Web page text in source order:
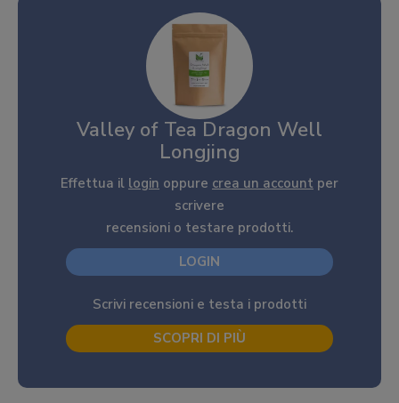
Valley of Tea Dragon Well
Longjing
Effettua il login oppure crea un account per
scrivere
recensioni o testare prodotti.
LOGIN
Scrivi recensioni e testa i prodotti
SCOPRI DI PIÙ